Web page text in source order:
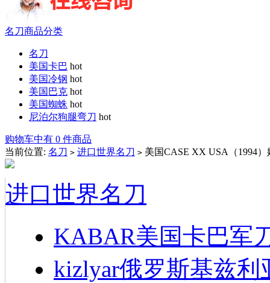
名刀商品分类
名刀
美国卡巴 hot
美国冷钢 hot
美国巴克 hot
美国蜘蛛 hot
尼泊尔狗腿弯刀 hot
购物车中有 0 件商品
当前位置: 名刀 > 进口世界名刀 > 美国CASE XX USA（1994
进口世界名刀
KABAR美国卡巴军
kizlyar俄罗斯基兹利